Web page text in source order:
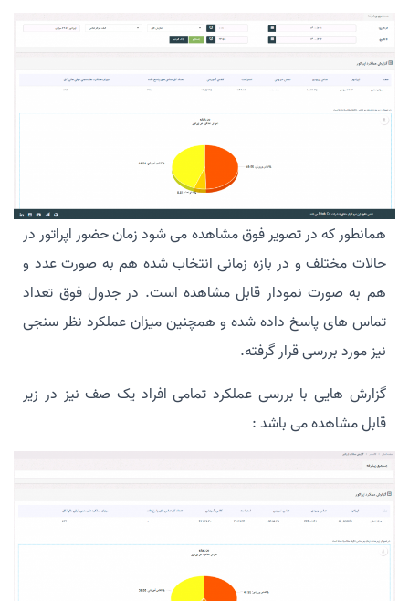
همانطور که در تصویر فوق مشاهده می شود زمان حضور اپراتور در
حالات مختلف و در بازه زمانی انتخاب شده هم به صورت عدد و
هم به صورت نمودار قابل مشاهده است. در جدول فوق تعداد
تماس های پاسخ داده شده و همچنین میزان عملکرد نظر سنجی
نیز مورد بررسی قرار گرفته.
گزارش هایی با بررسی عملکرد تمامی افراد یک صف نیز در زیر
قابل مشاهده می باشد :